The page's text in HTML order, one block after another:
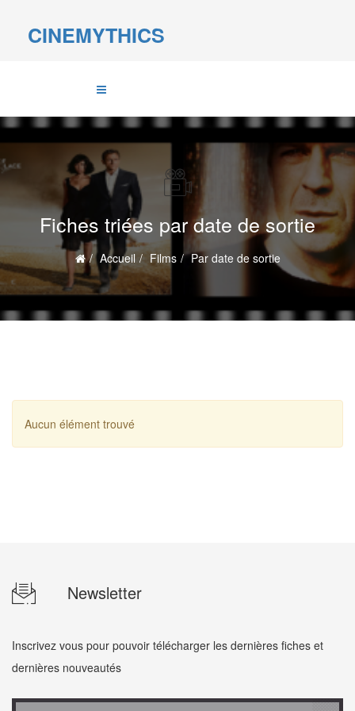
CINEMYTHICS
Fiches triées par date de sortie
Accueil Films Par date de sortie
Aucun élément trouvé
Newsletter
Inscrivez vous pour pouvoir télécharger les dernières fiches et
dernières nouveautés